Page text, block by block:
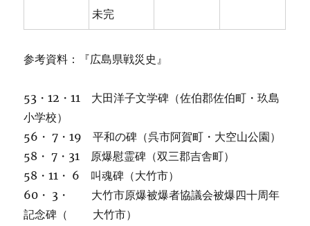
未完
参考資料：『広島県戦災史』
53・12・11 大田洋子文学碑（佐伯郡佐伯町・玖島
小学校）
56・ 7・19 平和の碑（呉市阿賀町・大空山公園）
58・ 7・31 原爆慰霊碑（双三郡吉舎町）
58・11・ 6 叫魂碑（大竹市）
60・ 3・ 大竹市原爆被爆者協議会被爆四十周年
記念碑（ 大竹市）